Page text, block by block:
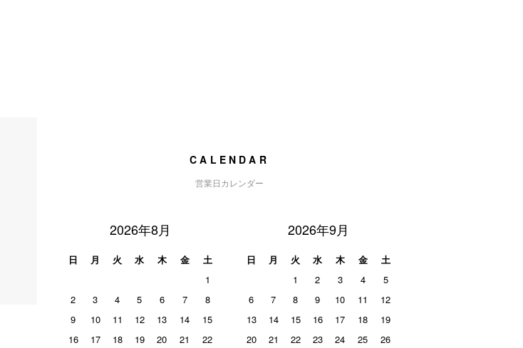
CALENDAR
営業日カレンダー
2026年8月
日 月 火 水 木 金
土
1
2
3 4 5 6 7
8
9
10 11 12 13 14
15
16
17 18 19 20 21
22
2026年9月
日 月 火 水 木 金
土
1
2 3 4
5
6
7 8 9 10 11
12
13
14 15 16 17 18
19
20
21 22 23 24 25
26